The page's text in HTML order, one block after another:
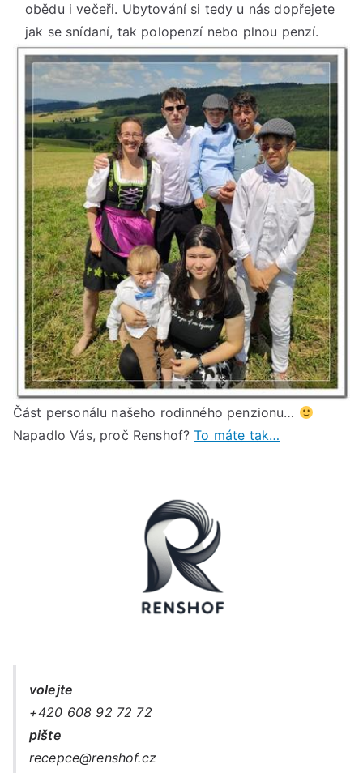
obědu i večeři. Ubytování si tedy u nás dopřejete
jak se snídaní, tak polopenzí nebo plnou penzí.​
Část personálu našeho rodinného penzionu…
Napadlo Vás, proč Renshof?To máte tak…
volejte
+420 608 92 72 72
pište
recepce@renshof.cz